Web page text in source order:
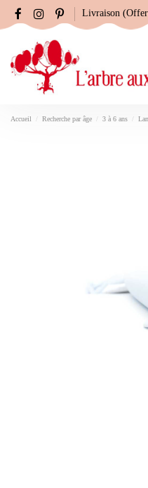
Livraison
Accueil Recherche par âge 3 à 6 ans